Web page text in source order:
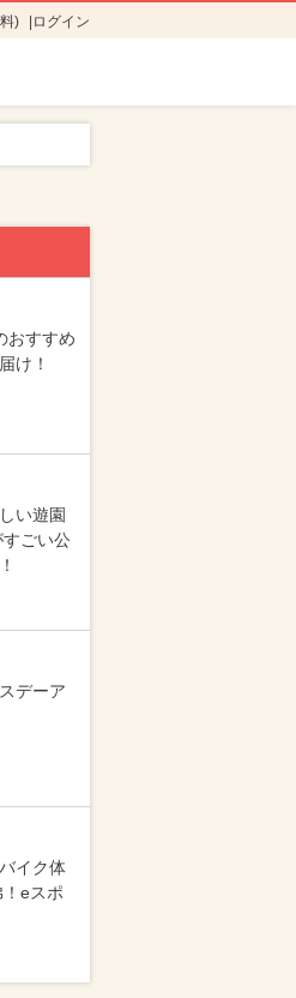
) ログイン
おすすめ
け！
い遊園
ごい公
デーア
イク体
eスポ